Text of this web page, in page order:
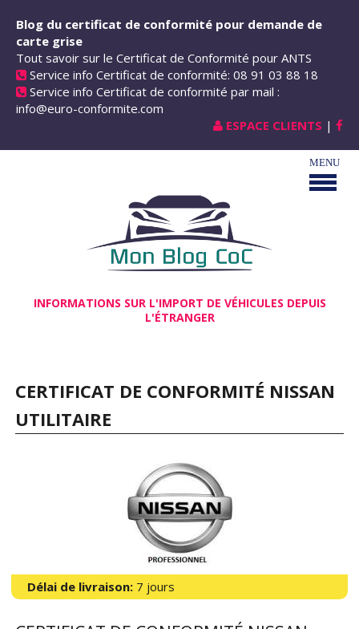
Blog du certificat de conformité pour demande de
carte grise
Tout savoir sur le Certificat de Conformité pour ANTS
Service info Certificat de conformité: 08 91 03 88 18
Service info Certificat de conformité par mail :
info@euro-conformite.com
ESPACE CLIENTS |
INFORMATIONS SUR L'IMPORT DE VÉHICULES DEPUIS
L'ÉTRANGER
CERTIFICAT DE CONFORMITÉ NISSAN
UTILITAIRE
Délai de livraison: 7 jours